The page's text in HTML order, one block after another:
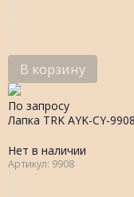
В корзину
По запросу
Лапка TRK AYK-CY-
Нет в наличии
Артикул: 9908